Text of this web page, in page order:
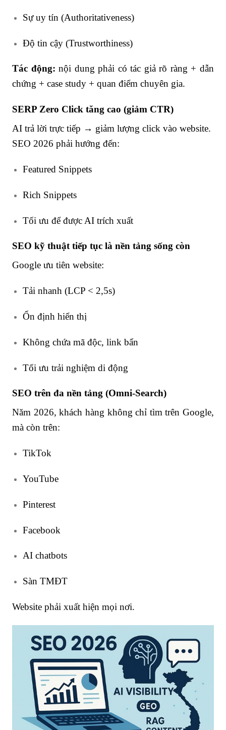
Sự uy tín (Authoritativeness)
Độ tin cậy (Trustworthiness)
Tác động: nội dung phải có tác giả rõ ràng + dẫn
chứng + case study + quan điểm chuyên gia.
SERP Zero Click tăng cao (giảm CTR)
AI trả lời trực tiếp → giảm lượng click vào website.
SEO 2026 phải hướng đến:
Featured Snippets
Rich Snippets
Tối ưu để được AI trích xuất
SEO kỹ thuật tiếp tục là nền tảng sống còn
Google ưu tiên website:
Tải nhanh (LCP < 2,5s)
Ổn định hiển thị
Không chứa mã độc, link bẩn
Tối ưu trải nghiệm di động
SEO trên đa nền tảng (Omni-Search)
Năm 2026, khách hàng không chỉ tìm trên Google,
mà còn trên:
TikTok
YouTube
Pinterest
Facebook
AI chatbots
Sàn TMĐT
Website phải xuất hiện mọi nơi.